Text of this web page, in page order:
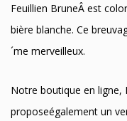
Feuillien BruneÂ est
bière blanche. Ce
´me merveilleux.
Notre boutique en ligne,
proposeégalement un